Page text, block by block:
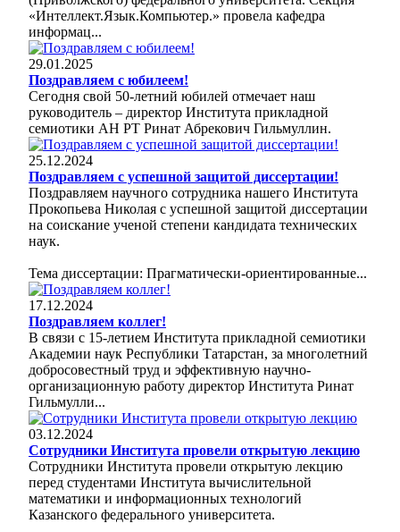
«Интеллект.Язык.Компьютер.» провела кафедра
информац...
29.01.2025
Поздравляем с юбилеем!
Сегодня свой 50-летний юбилей отмечает наш
руководитель – директор Института прикладной
семиотики АН РТ Ринат Абрекович Гильмуллин.
25.12.2024
Поздравляем с успешной защитой диссертации!
Поздравляем научного сотрудника нашего Института
Прокопьева Николая с успешной защитой диссертации
на соискание ученой степени кандидата технических
наук.
Тема диссертации: Прагматически-ориентированные...
17.12.2024
Поздравляем коллег!
В связи с 15-летием Института прикладной семиотики
Академии наук Республики Татарстан, за многолетний
добросовестный труд и эффективную научно-
организационную работу директор Института Ринат
Гильмулли...
03.12.2024
Сотрудники Института провели открытую лекцию
Сотрудники Института провели открытую лекцию
перед студентами Института вычислительной
математики и информационных технологий
Казанского федерального университета.